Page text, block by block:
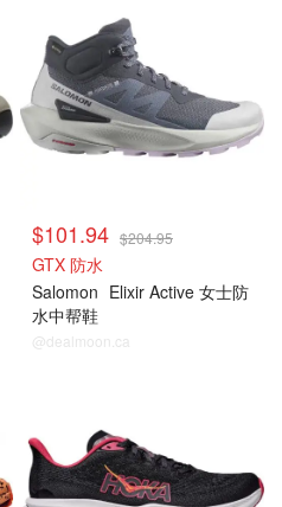
$101.94 $204.95
GTX 防水
Salomon Elixir Active 女士防
水中帮鞋
@dealmoon.ca